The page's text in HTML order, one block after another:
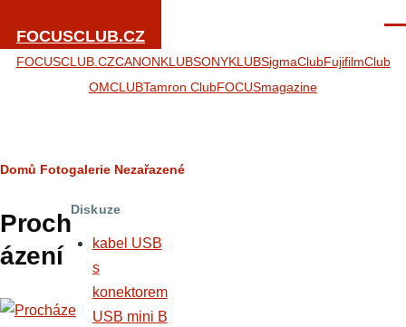
FOCUSCLUB.CZ
FOCUSCLUB.CZCANONKLUBSONYKLUBSigmaClubFujifilmClub
OMCLUBTamron ClubFOCUSmagazine
Drobečková
navigace
Domů Fotogalerie Nezařazené
Proch
ázení
Diskuze
kabel USB
s
konektorem
USB mini B